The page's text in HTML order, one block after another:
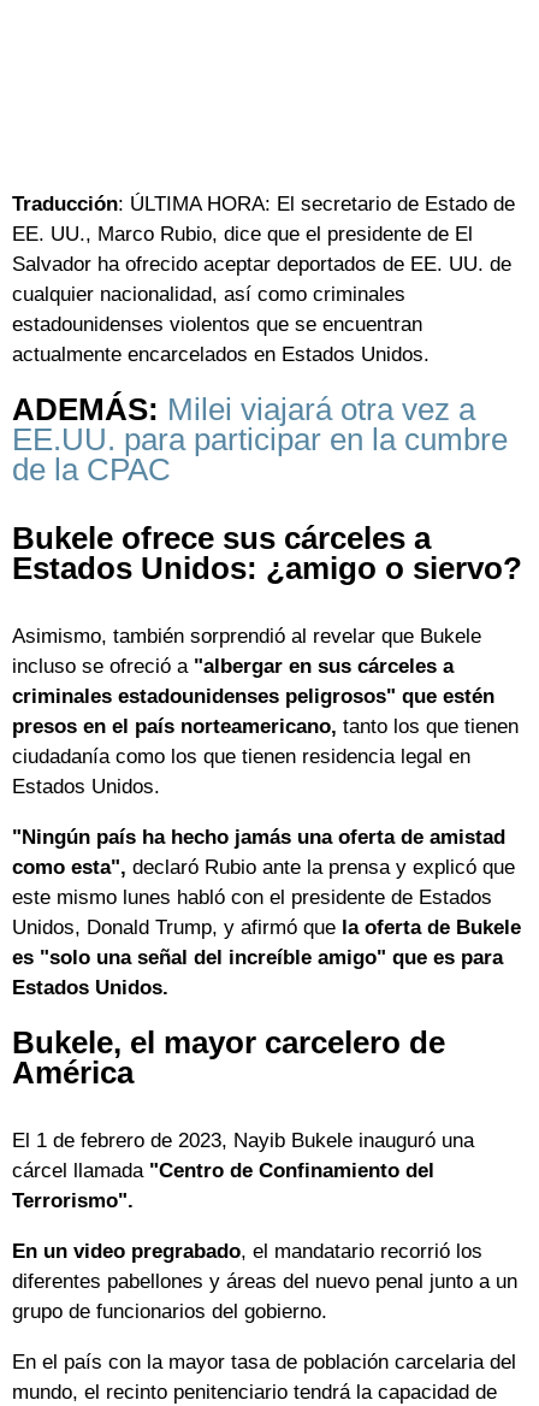
Traducción: ÚLTIMA HORA: El secretario de Estado de
EE. UU., Marco Rubio, dice que el presidente de El
Salvador ha ofrecido aceptar deportados de EE. UU. de
cualquier nacionalidad, así como criminales
estadounidenses violentos que se encuentran
actualmente encarcelados en Estados Unidos.
ADEMÁS: Milei viajará otra vez a
EE.UU. para participar en la cumbre
de la CPAC
Bukele ofrece sus cárceles a
Estados Unidos: ¿amigo o siervo?
Asimismo, también sorprendió al revelar que Bukele
incluso se ofreció a "albergar en sus cárceles a
criminales estadounidenses peligrosos" que estén
presos en el país norteamericano, tanto los que tienen
ciudadanía como los que tienen residencia legal en
Estados Unidos.
"Ningún país ha hecho jamás una oferta de amistad
como esta", declaró Rubio ante la prensa y explicó que
este mismo lunes habló con el presidente de Estados
Unidos, Donald Trump, y afirmó que la oferta de Bukele
es "solo una señal del increíble amigo" que es para
Estados Unidos.
Bukele, el mayor carcelero de
América
El 1 de febrero de 2023, Nayib Bukele inauguró una
cárcel llamada "Centro de Confinamiento del
Terrorismo".
En un video pregrabado, el mandatario recorrió los
diferentes pabellones y áreas del nuevo penal junto a un
grupo de funcionarios del gobierno.
En el país con la mayor tasa de población carcelaria del
mundo, el recinto penitenciario tendrá la capacidad de